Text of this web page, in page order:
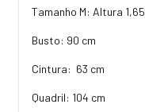
Tamanho M: Altura 1,65
Busto: 90 cm
Cintura: 63 cm
Quadril: 104 cm